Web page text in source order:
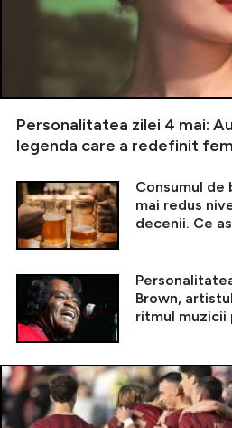
Personalitatea zilei 4 mai:
legenda care a redefinit
Consumul de
mai redus
decenii. Ce
Brown,
ritmul